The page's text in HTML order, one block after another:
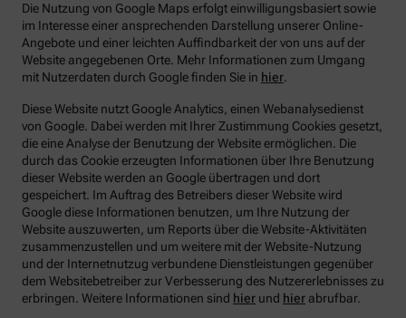
Die Nutzung von Google Maps erfolgt einwilligungsbasiert sowie
im Interesse einer ansprechenden Darstellung unserer Online-
Angebote und einer leichten Auffindbarkeit der von uns auf der
Website angegebenen Orte. Mehr Informationen zum Umgang
mit Nutzerdaten durch Google finden Sie in hier.
Diese Website nutzt Google Analytics, einen Webanalysedienst
von Google. Dabei werden mit Ihrer Zustimmung Cookies gesetzt,
die eine Analyse der Benutzung der Website ermöglichen. Die
durch das Cookie erzeugten Informationen über Ihre Benutzung
dieser Website werden an Google übertragen und dort
gespeichert. Im Auftrag des Betreibers dieser Website wird
Google diese Informationen benutzen, um Ihre Nutzung der
Website auszuwerten, um Reports über die Website-Aktivitäten
zusammenzustellen und um weitere mit der Website-Nutzung
und der Internetnutzug verbundene Dienstleistungen gegenüber
dem Websitebetreiber zur Verbesserung des Nutzererlebnisses zu
erbringen. Weitere Informationen sind hier und hier abrufbar.